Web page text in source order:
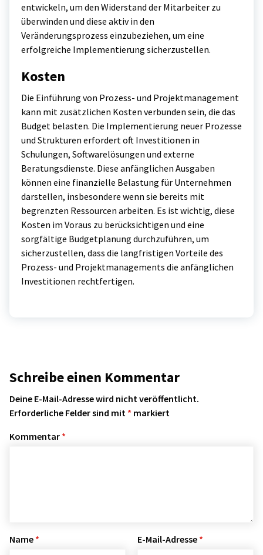
entwickeln, um den Widerstand der Mitarbeiter zu
überwinden und diese aktiv in den
Veränderungsprozess einzubeziehen, um eine
erfolgreiche Implementierung sicherzustellen.
Kosten
Die Einführung von Prozess- und Projektmanagement
kann mit zusätzlichen Kosten verbunden sein, die das
Budget belasten. Die Implementierung neuer Prozesse
und Strukturen erfordert oft Investitionen in
Schulungen, Softwarelösungen und externe
Beratungsdienste. Diese anfänglichen Ausgaben
können eine finanzielle Belastung für Unternehmen
darstellen, insbesondere wenn sie bereits mit
begrenzten Ressourcen arbeiten. Es ist wichtig, diese
Kosten im Voraus zu berücksichtigen und eine
sorgfältige Budgetplanung durchzuführen, um
sicherzustellen, dass die langfristigen Vorteile des
Prozess- und Projektmanagements die anfänglichen
Investitionen rechtfertigen.
Schreibe einen Kommentar
Deine E-Mail-Adresse wird nicht veröffentlicht.
Erforderliche Felder sind mit * markiert
Kommentar *
Name * E-Mail-Adresse *